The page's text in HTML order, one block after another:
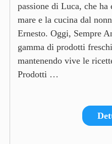
passione di Luca, che ha
mare e la cucina dal
Ernesto. Oggi, Sempre
gamma di prodotti
mantenendo vive le
Prodotti …